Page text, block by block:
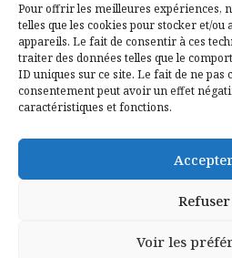
Pour offrir les meilleures expériences,
telles que les cookies pour stocker et/
appareils. Le fait de consentir à ces
traiter des données telles que le
ID uniques sur ce site. Le fait de ne
consentement peut avoir un effet
caractéristiques et fonctions.
Refuser
Voir les
Contactez-nous
Mentions légales